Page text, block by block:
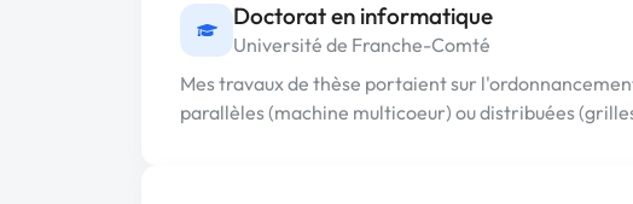
Doctorat en informatique
Université de Franche-Comté
Mes travaux de thèse portaient sur
parallèles (machine multicoeur) ou distribuées